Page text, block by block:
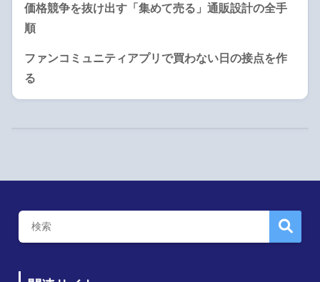
価格競争を抜け出す「集めて売る」通販設計の全手
順
ファンコミュニティアプリで買わない日の接点を作
る